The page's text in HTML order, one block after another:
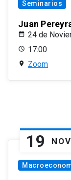
Seminarios
Juan
24 de
17:00
Zoom
19 NOV